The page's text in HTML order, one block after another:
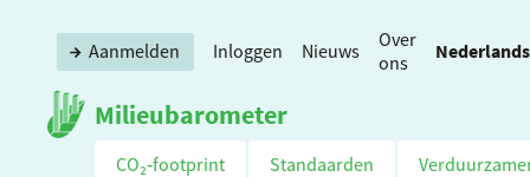
Milieubarometer
Aanmelden Inloggen Nieuws
Over
ons
Nederlands
CO₂‑footprint Standaarden